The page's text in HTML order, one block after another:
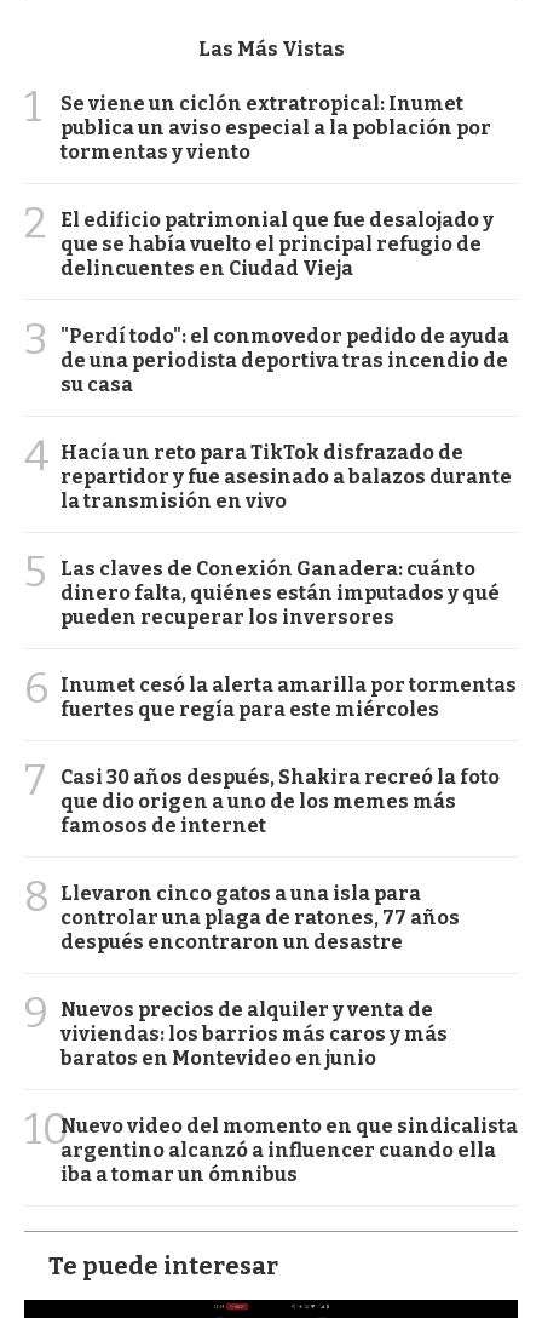
Las Más Vistas
1
Se viene un ciclón extratropical: Inumet
publica un aviso especial a la población por
tormentas y viento
2
El edificio patrimonial que fue desalojado y
que se había vuelto el principal refugio de
delincuentes en Ciudad Vieja
3
"Perdí todo": el conmovedor pedido de ayuda
de una periodista deportiva tras incendio de
su casa
4 Hacía un reto para TikTok disfrazado de
repartidor y fue asesinado a balazos durante
la transmisión en vivo
5
Las claves de Conexión Ganadera: cuánto
dinero falta, quiénes están imputados y qué
pueden recuperar los inversores
6
Inumet cesó la alerta amarilla por tormentas
fuertes que regía para este miércoles
7
Casi 30 años después, Shakira recreó la foto
que dio origen a uno de los memes más
famosos de internet
8
Llevaron cinco gatos a una isla para
controlar una plaga de ratones, 77 años
después encontraron un desastre
9
Nuevos precios de alquiler y venta de
viviendas: los barrios más caros y más
baratos en Montevideo en junio
10Nuevo video del momento en que sindicalista
argentino alcanzó a influencer cuando ella
iba a tomar un ómnibus
Te puede interesar